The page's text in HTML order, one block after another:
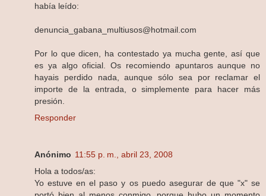
había leído:
denuncia_gabana_multiusos@hotmail.com
Por lo que dicen, ha contestado ya mucha gente, así que
es ya algo oficial. Os recomiendo apuntaros aunque no
hayais perdido nada, aunque sólo sea por reclamar el
importe de la entrada, o simplemente para hacer más
presión.
Responder
Anónimo 11:55 p. m., abril 23, 2008
Hola a todos/as:
Yo estuve en el paso y os puedo asegurar de que "x" se